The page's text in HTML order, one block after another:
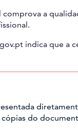
a
indica que a
do